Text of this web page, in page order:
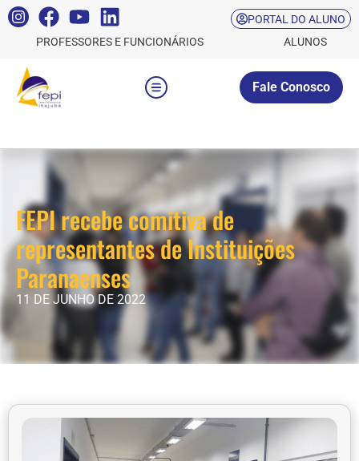
PORTAL DO ALUNO
PROFESSORES E FUNCIONÁRIOS
ALUNOS
Fale Conosco
FEPI recebe comitiva de
representantes de Instituições
Paranaenses
11 DE JUNHO DE 2022